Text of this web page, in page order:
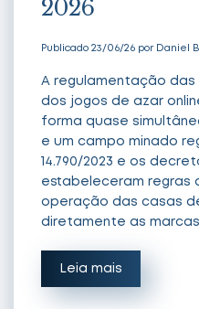
2026
Publicado 23/06/26 por Daniel
A regulamentação
dos jogos de azar
forma quase
e um campo minado
14.790/2023 e os
estabeleceram regras
operação das casas
diretamente as
Leia mais